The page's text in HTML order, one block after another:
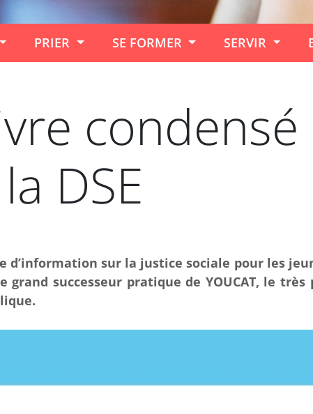
PRIER SE FORMER SERVIR
DSE
d’information sur la justice sociale pour les
grand successeur pratique de YOUCAT, le